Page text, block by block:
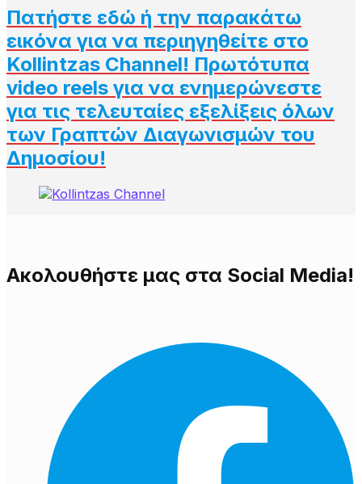
Πατήστε εδώ ή την παρακάτω
εικόνα για να περιηγηθείτε στο
Kollintzas Channel! Πρωτότυπα
video reels για να ενημερώνεστε
για τις τελευταίες εξελίξεις όλων
των Γραπτών Διαγωνισμών του
Δημοσίου!
Aκολουθήστε μας στα Social Media!